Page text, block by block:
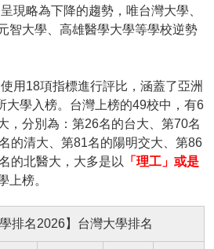
現略為下降的趨勢，唯台灣大學、
智大學、高雄醫學大學等學校逆勢
用18項指標進行評比，涵蓋了亞洲
大學入榜。台灣上榜的49校中，有6
，分別為：第26名的台大、第70名
的清大、第81名的陽明交大、第86
的北醫大，大多是以 「理工」或是
上榜。
排名2026】台灣大學排名